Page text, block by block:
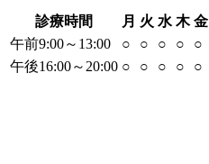
診療時間 月 火 水 木 金
午前9:00～13:00
○ ○ ○ ○ ○
午後16:00～20:00 ○ ○ ○ ○ ○